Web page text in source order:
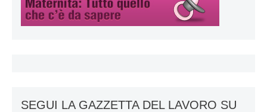
SEGUI LA GAZZETTA DEL LAVORO SU